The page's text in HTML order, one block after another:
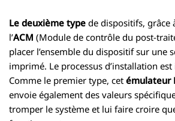
Le deuxième type de dispositifs, grâce
l’ACM (Module de contrôle du post-
placer l’ensemble du dispositif sur une
imprimé. Le processus d’installation
Comme le premier type, cet émulateur
envoie également des valeurs
tromper le système et lui faire croire